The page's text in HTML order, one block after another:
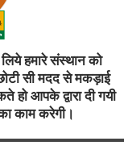
हमारे संस्थान को
सी मदद से मकड़ाई
आपके द्वारा दी गयी
काम करेगी।